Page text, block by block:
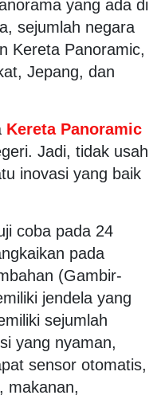
yang ada di
sejumlah negara
Kereta Panoramic,
Jepang, dan
Kereta Panoramic
Jadi, tidak usah
inovasi yang baik
coba pada 24
pada
(Gambir-
jendela yang
sejumlah
yang nyaman,
sensor otomatis,
makanan,